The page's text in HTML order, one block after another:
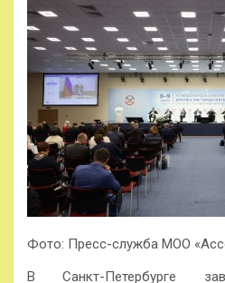
Фото: Пресс-служба МОО
В Санкт-Петербурге